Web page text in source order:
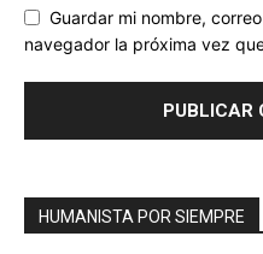
Guardar mi nombre,
navegador la próxima vez
HUMANISTA POR SIEMPRE